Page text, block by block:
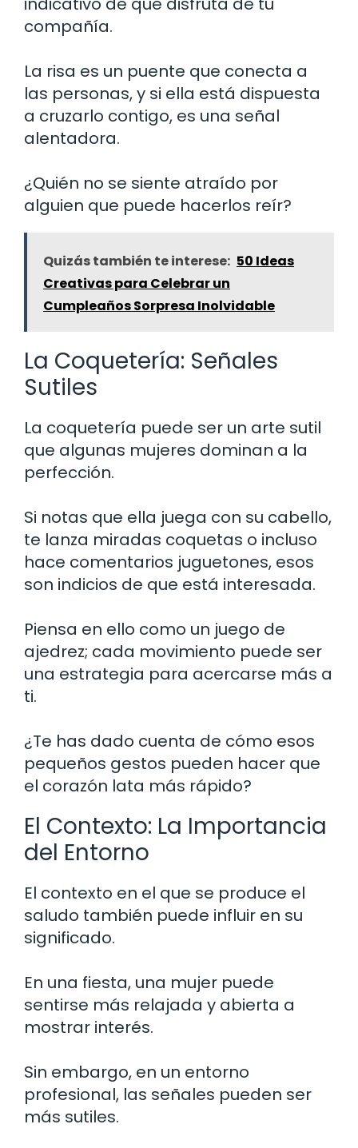
compañía.
La risa es un puente que conecta a
las personas, y si ella está dispuesta
a cruzarlo contigo, es una señal
alentadora.
¿Quién no se siente atraído por
alguien que puede hacerlos reír?
Quizás también te interese: 50 Ideas
Creativas para Celebrar un
Cumpleaños Sorpresa Inolvidable
La Coquetería: Señales
Sutiles
La coquetería puede ser un arte sutil
que algunas mujeres dominan a la
perfección.
Si notas que ella juega con su cabello,
te lanza miradas coquetas o incluso
hace comentarios juguetones, esos
son indicios de que está interesada.
Piensa en ello como un juego de
ajedrez; cada movimiento puede ser
una estrategia para acercarse más a
ti.
¿Te has dado cuenta de cómo esos
pequeños gestos pueden hacer que
el corazón lata más rápido?
El Contexto: La Importancia
del Entorno
El contexto en el que se produce el
saludo también puede influir en su
significado.
En una fiesta, una mujer puede
sentirse más relajada y abierta a
mostrar interés.
Sin embargo, en un entorno
profesional, las señales pueden ser
más sutiles.